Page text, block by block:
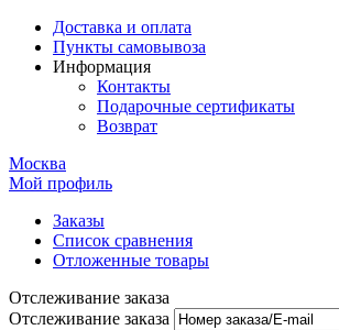
Доставка и оплата
Пункты самовывоза
Информация
Контакты
Подарочные сертификаты
Возврат
Москва
Мой профиль
Заказы
Список сравнения
Отложенные товары
Отслеживание заказа
Отслеживание заказа